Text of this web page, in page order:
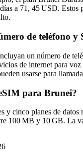
a 71, 45 USD. Estos
de teléfono y
un número de
de internet para
usarse para
para Brunei?
y cinco planes de
100 MB y 10 GB. La